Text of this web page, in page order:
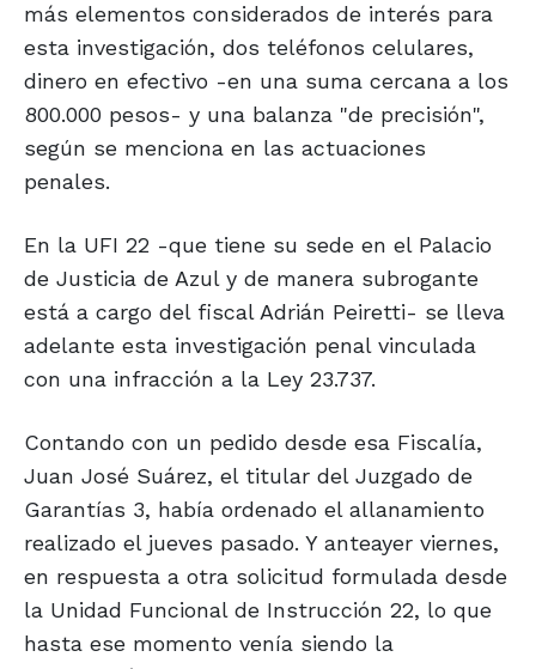
más elementos considerados de interés para
esta investigación, dos teléfonos celulares,
dinero en efectivo -en una suma cercana a los
800.000 pesos- y una balanza "de precisión",
según se menciona en las actuaciones
penales.
En la UFI 22 -que tiene su sede en el Palacio
de Justicia de Azul y de manera subrogante
está a cargo del fiscal Adrián Peiretti- se lleva
adelante esta investigación penal vinculada
con una infracción a la Ley 23.737.
Contando con un pedido desde esa Fiscalía,
Juan José Suárez, el titular del Juzgado de
Garantías 3, había ordenado el allanamiento
realizado el jueves pasado. Y anteayer viernes,
en respuesta a otra solicitud formulada desde
la Unidad Funcional de Instrucción 22, lo que
hasta ese momento venía siendo la